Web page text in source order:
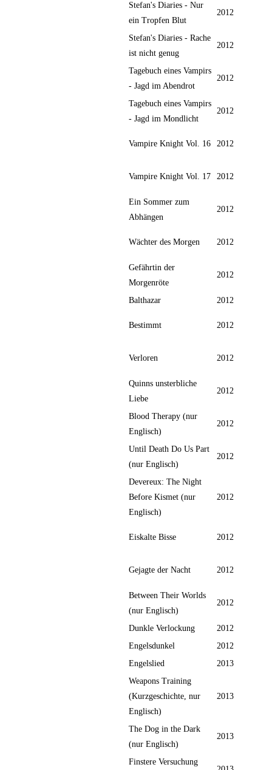
Stefan's Diaries - Nur
ein Tropfen Blut
2012
Stefan's Diaries - Rache
ist nicht genug
2012
Tagebuch eines Vampirs
- Jagd im Abendrot
2012
Tagebuch eines Vampirs
- Jagd im Mondlicht
2012
Vampire Knight Vol. 16 2012
Vampire Knight Vol. 17 2012
Ein Sommer zum
Abhängen
2012
Wächter des Morgen 2012
Gefährtin der
Morgenröte
2012
Balthazar 2012
Bestimmt 2012
Verloren 2012
Quinns unsterbliche
Liebe
2012
Blood Therapy (nur
Englisch)
2012
Until Death Do Us Part
(nur Englisch)
2012
Devereux: The Night
Before Kismet (nur
Englisch)
2012
Eiskalte Bisse 2012
Gejagte der Nacht 2012
Between Their Worlds
(nur Englisch)
2012
Dunkle Verlockung
2012
Engelsdunkel
2012
Engelslied
2013
Weapons Training
(Kurzgeschichte, nur
Englisch)
2013
The Dog in the Dark
(nur Englisch)
2013
Finstere Versuchung